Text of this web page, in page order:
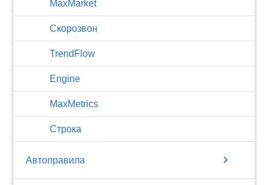
MaxMarket
Скорозвон
TrendFlow
Engine
MaxMetrics
Строка
Автоправила chevron_right